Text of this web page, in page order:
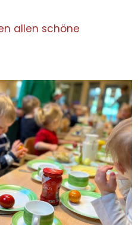
allen schöne